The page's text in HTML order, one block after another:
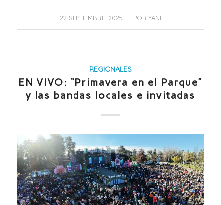
22 SEPTIEMBRE, 2025
/ POR YANI
REGIONALES
EN VIVO: “Primavera en el Parque”
y las bandas locales e invitadas